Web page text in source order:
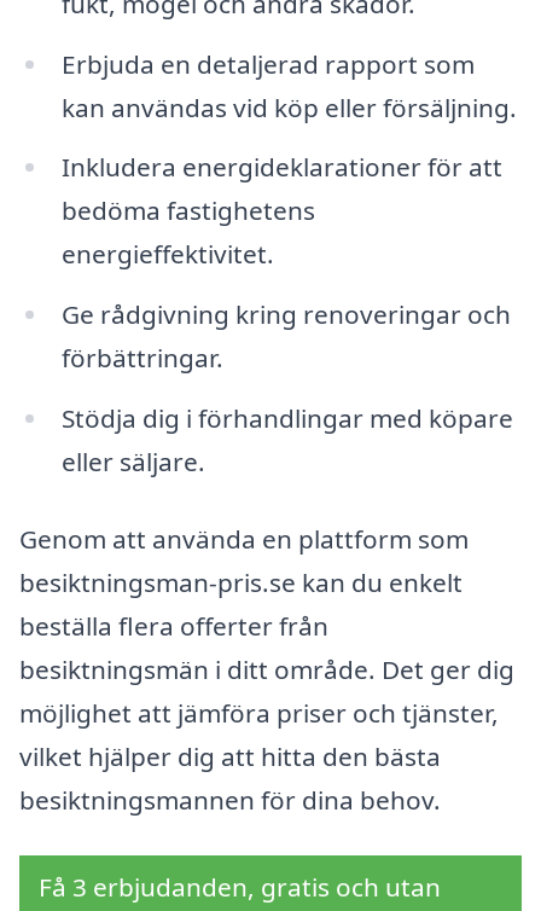
Erbjuda en detaljerad rapport som
kan användas vid köp eller försäljning.
Inkludera energideklarationer för att
bedöma fastighetens
energieffektivitet.
Ge rådgivning kring renoveringar och
förbättringar.
Stödja dig i förhandlingar med köpare
eller säljare.
Genom att använda en plattform som
besiktningsman-pris.se kan du enkelt
beställa flera offerter från
besiktningsmän i ditt område. Det ger dig
möjlighet att jämföra priser och tjänster,
vilket hjälper dig att hitta den bästa
besiktningsmannen för dina behov.
Få 3 erbjudanden, gratis och utan